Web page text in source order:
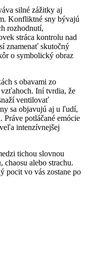
silné zážitky aj
Konfliktné sny bývajú
rozhodnutí,
stráca kontrolu nad
znamenať skutočný
o symbolický obraz
s obavami zo
Iní tvrdia, že
ventilovať
sa objavujú aj u ľudí,
potláčané emócie
intenzívnejšej
tichou slovnou
alebo strachu.
pocit vo vás zostane po